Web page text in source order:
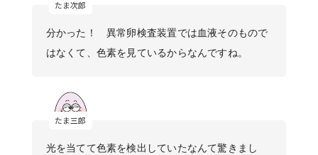
分かった！ 異常卵検査装置では血液そのもので
はなくて、色素を見ているからなんですね。
光を当てて色素を検出していたなんて驚きまし